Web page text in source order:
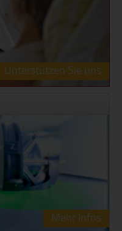
Unterstützen Sie uns
Mehr Infos